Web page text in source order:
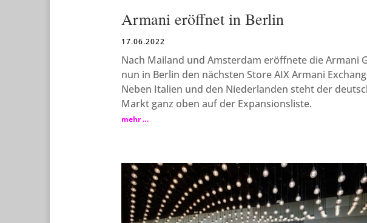
Armani eröffnet in Berlin
17.06.2022
Nach Mailand und Amsterdam eröffnete die Armani
nun in Berlin den nächsten Store AIX Armani
Neben Italien und den Niederlanden steht der
Markt ganz oben auf der Expansionsliste.
mehr …